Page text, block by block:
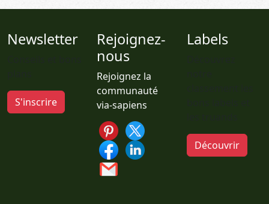
Newsletter
S'inscrire
Rejoignez-
nous
Rejoignez la
communauté
via-sapiens
Labels
Découvrir